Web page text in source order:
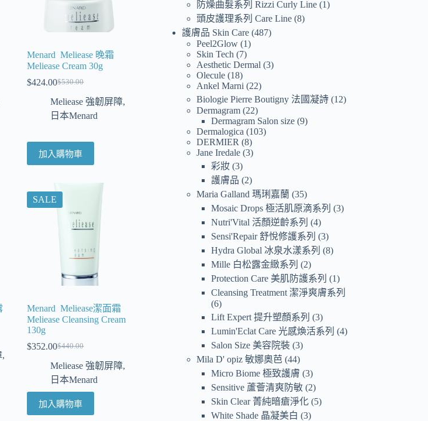
Menard Meliease 晚霜
Meliease Cream 30g
$530.00
$424.00
Meliease 強韌屏障,
日本Menard
加入購物車
,
SALE
Menard Meliease潔面霜
Meliease Cleansing Cream
130g
$440.00
$352.00
Meliease 強韌屏障,
日本Menard
加入購物車
防燥曲髮系列 Rizzi Curly Line 1
頭皮護理系列 Care Line 8
護膚品 Skin Care 487
Peel2Glow 1
Skin Tech
7
Aesthetic Dermal 3
Olecule 18
Ankel Marni
22
Biologie Pierre Boutigny 法國凝詩 12
Dermagram 22
Dermagram Salon size 9
Dermalogica
103
DERMIER
8
Jane Iredale 3
彩妝 3
護膚品
2
Maria Galland 瑪琍嘉蘭 35
Mosaic Drops 極活肌原滴系列
3
Nutri'Vital 活顏逆齡系列
4
Sensi'Repair 舒悅修護系列
3
Hydra Global 冰泉水漾系列
8
Mille 白松露金緻系列
2
Protection Care 美肌防護系列
1
Cleansing Treatment 潔淨爽膚系列
6
Lift Expert 提升塑顏系列
3
Lumin'Eclat Care 光感煥活系列
4
Salon Size 美容院裝 3
Mila D' opiz 敏娜奧芭 44
Micro Biome 極致護膚 3
Sensitive 蘆薈清爽防敏 2
Skin Clear 菁純暗瘡淨化 5
White Shade 晶凝美白
3